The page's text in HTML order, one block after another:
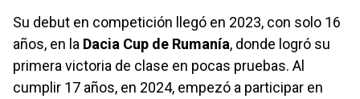
Su debut en competición llegó en 2023, con solo 16
años, en la Dacia Cup de Rumanía, donde logró su
primera victoria de clase en pocas pruebas. Al
cumplir 17 años, en 2024, empezó a participar en